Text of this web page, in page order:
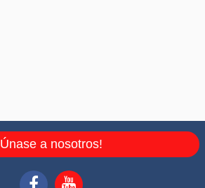
Únase a nosotros!